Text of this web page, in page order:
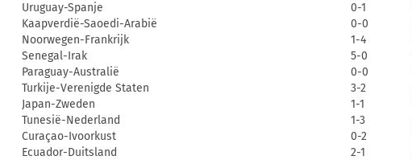
Uruguay-Spanje
0-1
Kaapverdië-Saoedi-Arabië
0-0
Noorwegen-Frankrijk
1-4
Senegal-Irak
5-0
Paraguay-Australië
0-0
Turkije-Verenigde Staten
3-2
Japan-Zweden
1-1
Tunesië-Nederland
1-3
Curaçao-Ivoorkust
0-2
Ecuador-Duitsland
2-1